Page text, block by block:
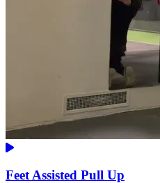
Feet Assisted Pull Up